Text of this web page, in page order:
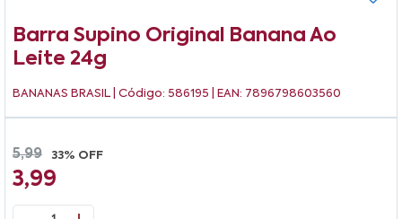
Barra Supino Original Banana Ao
Leite 24g
BANANAS BRASIL | Código: 586195 | EAN: 7896798603560
5,99 33% OFF
3,99